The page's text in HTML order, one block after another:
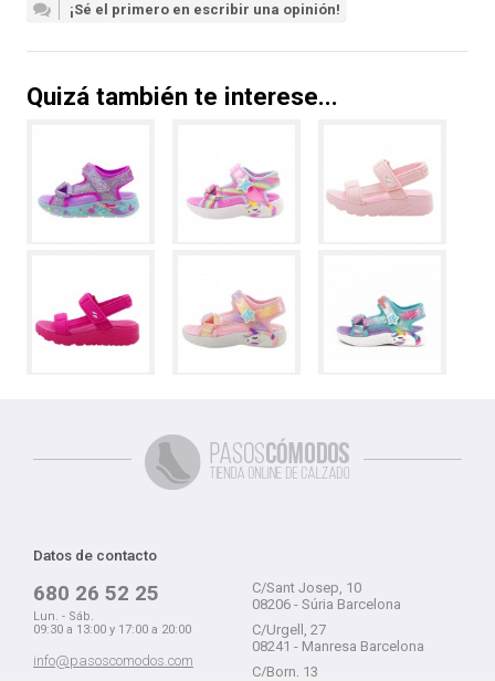
¡Sé el primero en escribir una opinión!
Quizá también te interese...
Datos de contacto
680 26 52 25
Lun. - Sáb.
09:30 a 13:00 y 17:00 a 20:00
info@pasoscomodos.com
C/Sant Josep, 10
08206 - Súria Barcelona
C/Urgell, 27
08241 - Manresa Barcelona
C/Born, 13